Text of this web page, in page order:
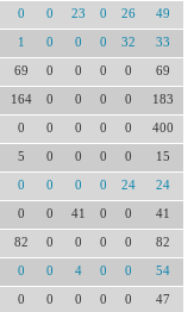
0 0 23 0 26 49
1 0 0 0 32 33
69 0 0 0 0 69
164 0 0 0 0 183
0 0 0 0 0 400
5 0 0 0 0 15
0 0 0 0 24 24
0 0 41 0 0 41
82 0 0 0 0 82
0 0 4 0 0 54
0 0 0 0 0 47